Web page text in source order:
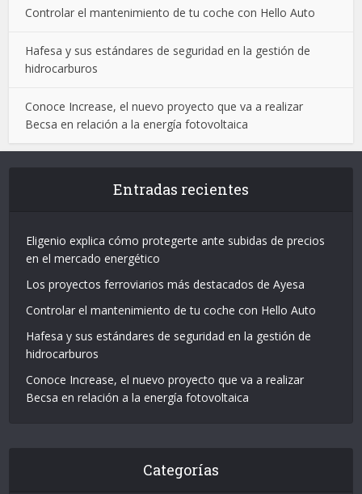
Controlar el mantenimiento de tu coche con Hello Auto
Hafesa y sus estándares de seguridad en la gestión de
hidrocarburos
Conoce Increase, el nuevo proyecto que va a realizar
Becsa en relación a la energía fotovoltaica
Entradas recientes
Eligenio explica cómo protegerte ante subidas de precios
en el mercado energético
Los proyectos ferroviarios más destacados de Ayesa
Controlar el mantenimiento de tu coche con Hello Auto
Hafesa y sus estándares de seguridad en la gestión de
hidrocarburos
Conoce Increase, el nuevo proyecto que va a realizar
Becsa en relación a la energía fotovoltaica
Categorías